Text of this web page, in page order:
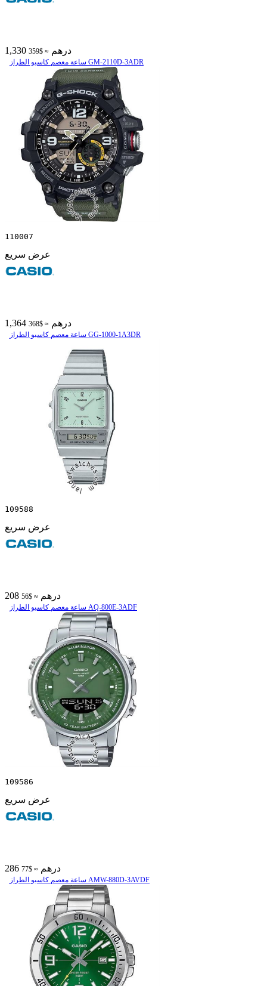
1,330 درهم ≈ $359
ساعة معصم کاسیو الطراز GM-2110D-3ADR
110007
عرض سريع
1,364 درهم ≈ $368
ساعة معصم کاسیو الطراز GG-1000-1A3DR
109588
عرض سريع
208 درهم ≈ $56
ساعة معصم کاسیو الطراز AQ-800E-3ADF
109586
عرض سريع
286 درهم ≈ $77
ساعة معصم کاسیو الطراز AMW-880D-3AVDF